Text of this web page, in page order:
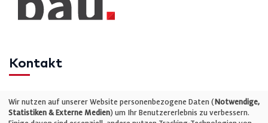
Kontakt
Telefon: +49 (0)711 2585563-0
Wir nutzen auf unserer Website personenbezogene Daten (Notwendige,
Statistiken & Externe Medien) um Ihr Benutzererlebnis zu verbessern.